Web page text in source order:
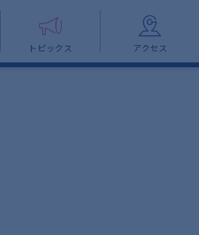
トピックス アクセス